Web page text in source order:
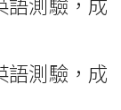
語測驗，成